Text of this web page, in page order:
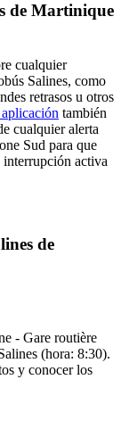
de Martinique
cualquier
Salines, como
retrasos u otros
también
cualquier alerta
Sud para que
activa
de
- Gare routière
(hora: 8:30).
y conocer los